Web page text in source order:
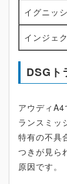
イグニッ
インジェ
DSGト
アウディ
ランスミッ
特有の不具
つきが見ら
原因です。